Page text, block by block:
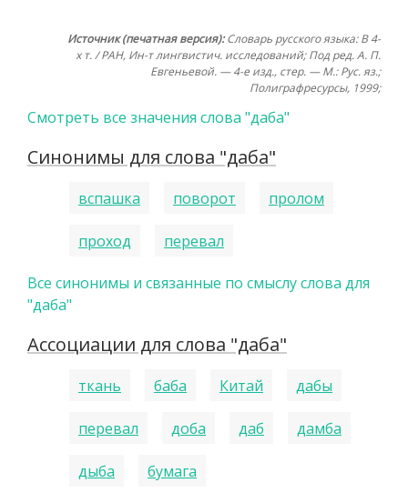
Источник (печатная версия):Словарь русского языка: В 4-
х т. / РАН, Ин-т лингвистич. исследований; Под ред. А. П.
Евгеньевой. — 4-е изд., стер. — М.: Рус. яз.;
Полиграфресурсы, 1999;
Смотреть все значения слова "даба"
Синонимы для слова "даба"
вспашка поворот пролом
проход перевал
Все синонимы и связанные по смыслу слова для
"даба"
Ассоциации для слова "даба"
ткань баба Китай дабы
перевал доба даб дамба
дыба бумага